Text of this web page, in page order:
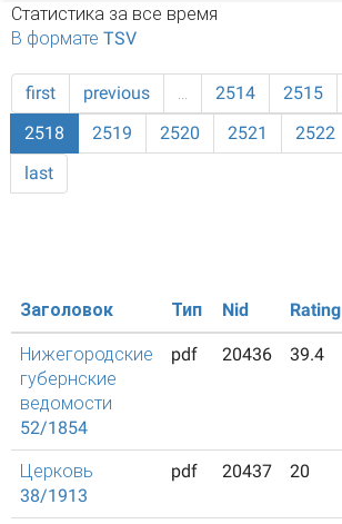
Статистика за все время
В формате TSV
first previous … 2514 2515
2518
2519 2520 2521 2522
last
Заголовок Тип Nid Rating
Нижегородские
губернские
ведомости
52/1854
pdf 20436 39.4
Церковь
38/1913
pdf 20437 20